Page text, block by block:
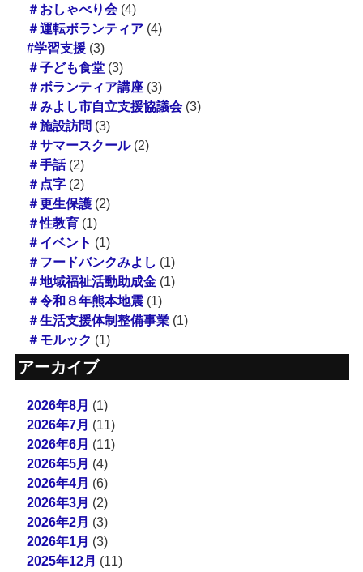
＃おしゃべり会(4)
＃運転ボランティア(4)
#学習支援(3)
＃子ども食堂(3)
＃ボランティア講座(3)
＃みよし市自立支援協議会(3)
＃施設訪問 (3)
＃サマースクール(2)
＃手話(2)
＃点字(2)
＃更生保護(2)
＃性教育(1)
＃イベント (1)
＃フードバンクみよし (1)
＃地域福祉活動助成金(1)
＃令和８年熊本地震(1)
＃生活支援体制整備事業(1)
＃モルック (1)
アーカイブ
2026年8月 (1)
2026年7月 (11)
2026年6月 (11)
2026年5月 (4)
2026年4月 (6)
2026年3月 (2)
2026年2月 (3)
2026年1月 (3)
2025年12月 (11)